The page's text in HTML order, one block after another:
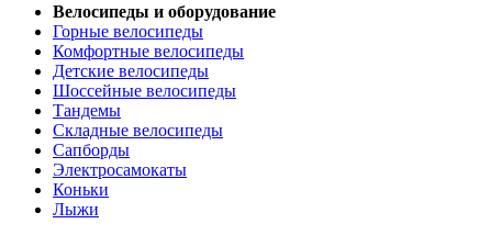
Велосипеды и оборудование
Горные велосипеды
Комфортные велосипеды
Детские велосипеды
Шоссейные велосипеды
Тандемы
Складные велосипеды
Сапборды
Электросамокаты
Коньки
Лыжи